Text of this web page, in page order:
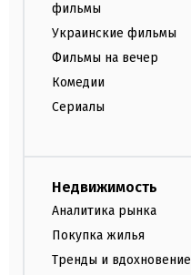
фильмы
Украинские фильмы
Фильмы на вечер
Комедии
Сериалы
Недвижимость
Аналитика рынка
Покупка жилья
Тренды и вдохновение